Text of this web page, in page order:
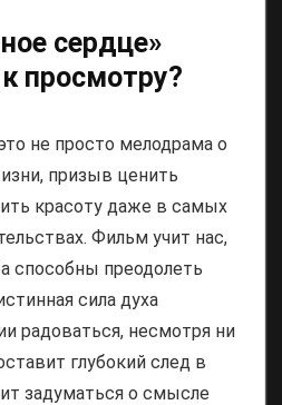
сердце»
просмотру?
не просто мелодрама о
призыв ценить
красоту даже в самых
Фильм учит нас,
способны преодолеть
сила духа
радоваться, несмотря ни
глубокий след в
задуматься о смысле